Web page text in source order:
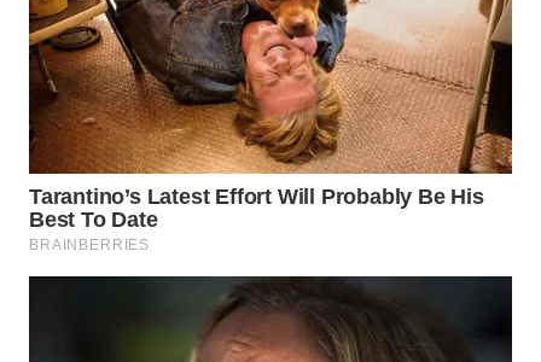
WAHANA
TANI
WAHANA
ADVOKAT
WAHANA
INFRASTRUKTUR